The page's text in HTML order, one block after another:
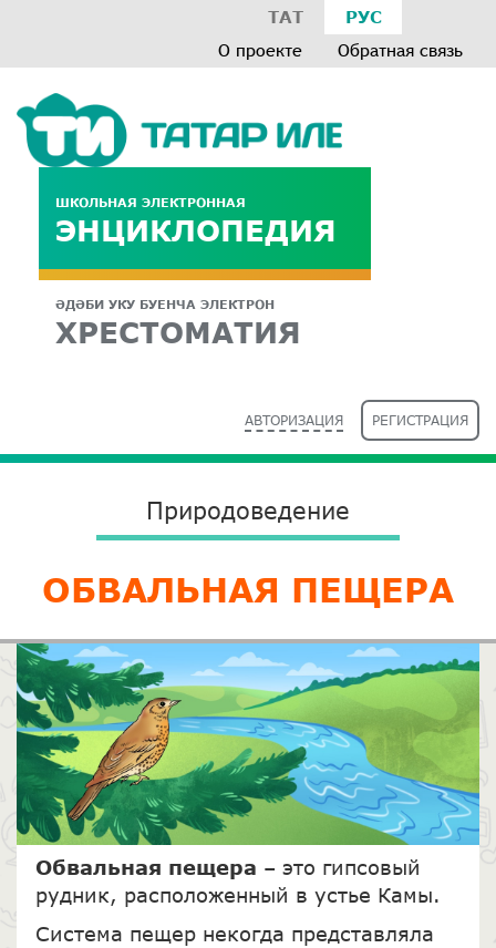
ТАТ РУС
О проекте Обратная связь
ШКОЛЬНАЯ ЭЛЕКТРОННАЯ
ЭНЦИКЛОПЕДИЯ
ӘДӘБИ УКУ БУЕНЧА ЭЛЕКТРОН
ХРЕСТОМАТИЯ
АВТОРИЗАЦИЯ РЕГИСТРАЦИЯ
Природоведение
ОБВАЛЬНАЯ ПЕЩЕРА
Обвальная пещера – это гипсовый
рудник, расположенный в устье Камы.
Система пещер некогда представляла